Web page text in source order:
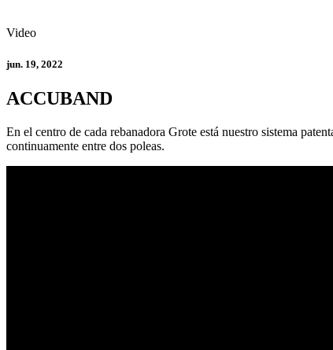
Video
jun. 19, 2022
ACCUBAND
En el centro de cada rebanadora Grote está nuestro sistema
continuamente entre dos poleas.